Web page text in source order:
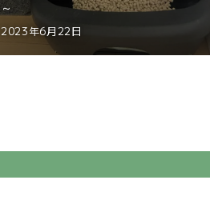
～
2023年6月22日